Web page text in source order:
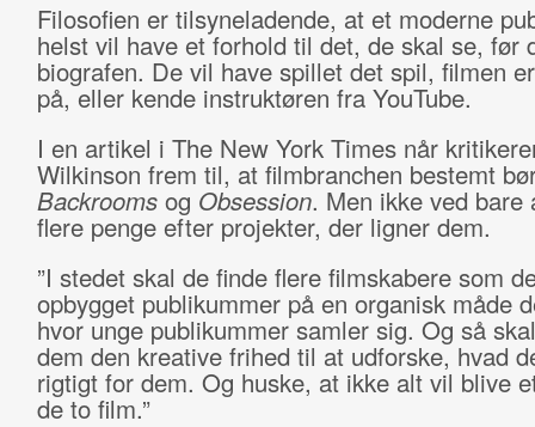
Filosofien er tilsyneladende, at et moderne
helst vil have et forhold til det, de skal se, før
biografen. De vil have spillet det spil, filmen
på, eller kende instruktøren fra YouTube.
I en artikel i The New York Times når
Wilkinson frem til, at filmbranchen bestemt
Backrooms og Obsession. Men ikke ved bare
flere penge efter projekter, der ligner dem.
”I stedet skal de finde flere filmskabere som
opbygget publikummer på en organisk måde
hvor unge publikummer samler sig. Og så
dem den kreative frihed til at udforske, hvad
rigtigt for dem. Og huske, at ikke alt vil blive
de to film.”